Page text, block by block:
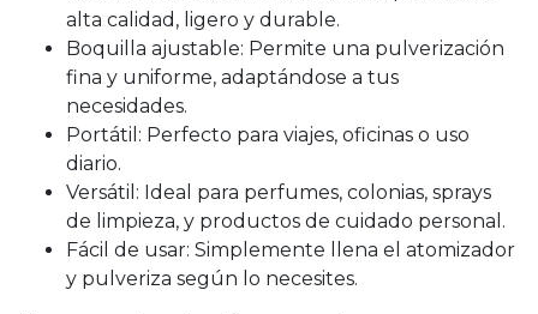
alta calidad, ligero y durable.
Boquilla ajustable: Permite una pulverización
fina y uniforme, adaptándose a tus
necesidades.
Portátil: Perfecto para viajes, oficinas o uso
diario.
Versátil: Ideal para perfumes, colonias, sprays
de limpieza, y productos de cuidado personal.
Fácil de usar: Simplemente llena el atomizador
y pulveriza según lo necesites.